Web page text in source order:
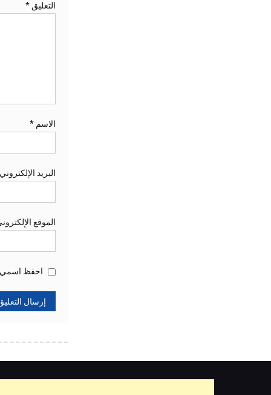
التعليق *
الاسم *
البريد الإلكتروني
الموقع
احفظ اسمي،